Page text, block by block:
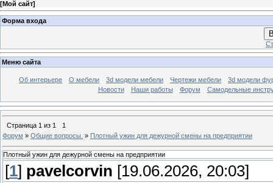
[Мой сайт]
Форма входа
Меню сайта
Об интерьере О мебели 3d модели мебели Чертежи мебели
3d модели
Новости
Наши работы Форум Самодельные
Страница 1 из 1
1
Форум » Общие вопросы. » Плотный ужин для дежурной смены на предприятии
Плотный ужин для дежурной смены на предприятии
[1] pavelcorvin [19.06.2026, 20:03]